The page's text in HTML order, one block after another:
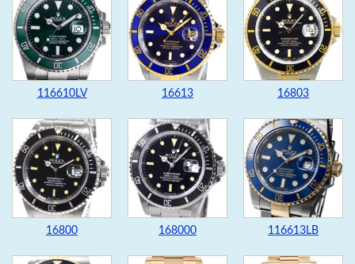
116610LV 16613 16803
16800 168000 116613LB